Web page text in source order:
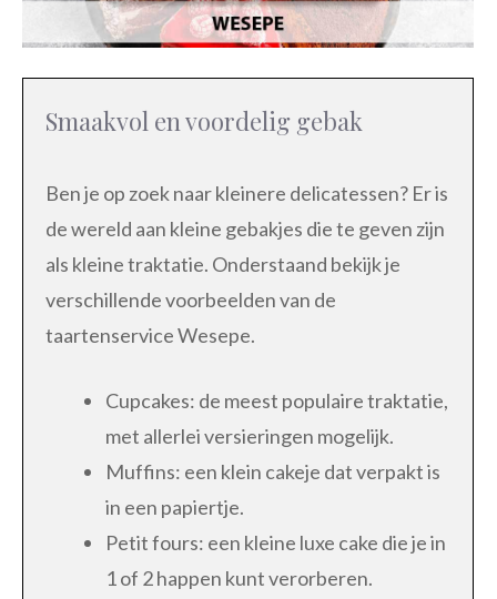
Smaakvol en voordelig gebak
Ben je op zoek naar kleinere delicatessen? Er is
de wereld aan kleine gebakjes die te geven zijn
als kleine traktatie. Onderstaand bekijk je
verschillende voorbeelden van de
taartenservice Wesepe.
Cupcakes: de meest populaire traktatie,
met allerlei versieringen mogelijk.
Muffins: een klein cakeje dat verpakt is
in een papiertje.
Petit fours: een kleine luxe cake die je in
1 of 2 happen kunt verorberen.